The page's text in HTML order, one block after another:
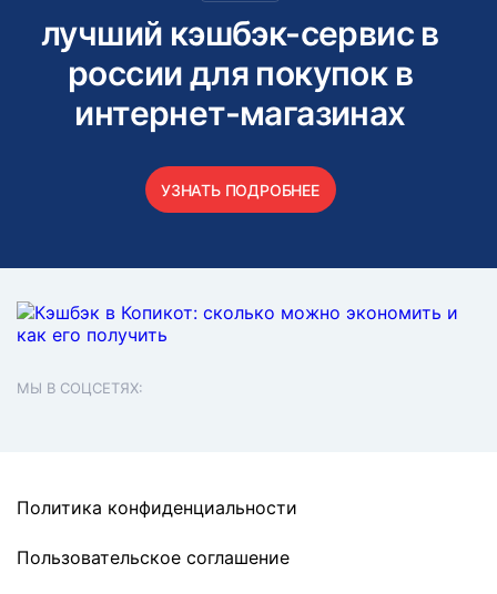
лучший кэшбэк-сервис в
россии для покупок в
интернет-магазинах
УЗНАТЬ ПОДРОБНЕЕ
МЫ В СОЦСЕТЯХ:
Политика конфиденциальности
Пользовательское соглашение